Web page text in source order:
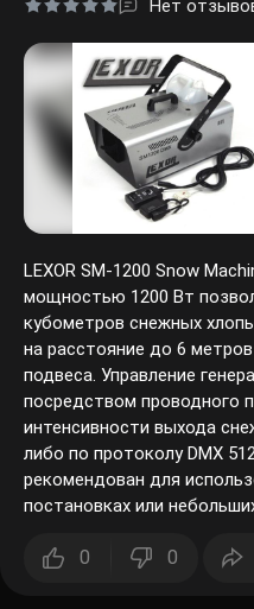
Нет
LEXOR SM-1200 Snow
мощностью 1200 Вт
кубометров снежных
на расстояние до 6
подвеса. Управление
посредством проводного
интенсивности выхода
либо по протоколу DMX
рекомендован для
постановках или
0 0